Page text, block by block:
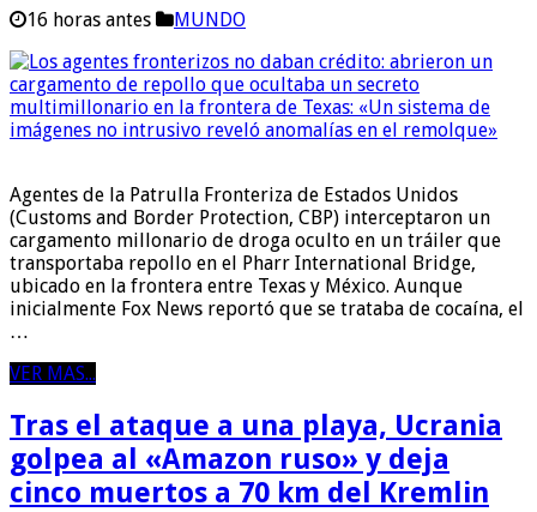
16 horas antes MUNDO
Agentes de la Patrulla Fronteriza de Estados Unidos
(Customs and Border Protection, CBP) interceptaron un
cargamento millonario de droga oculto en un tráiler que
transportaba repollo en el Pharr International Bridge,
ubicado en la frontera entre Texas y México. Aunque
inicialmente Fox News reportó que se trataba de cocaína, el
…
VER MAS...
Tras el ataque a una playa, Ucrania
golpea al «Amazon ruso» y deja
cinco muertos a 70 km del Kremlin